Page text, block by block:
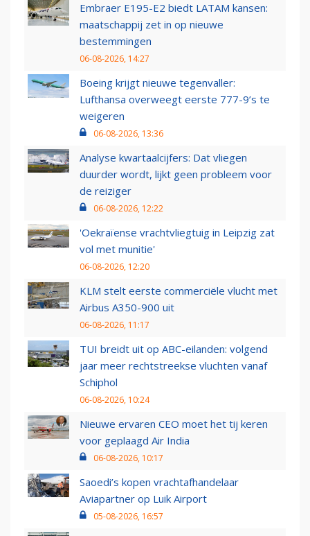
Embraer E195-E2 biedt LATAM kansen:
maatschappij zet in op nieuwe
bestemmingen
06-08-2026, 14:27
Boeing krijgt nieuwe tegenvaller:
Lufthansa overweegt eerste 777-9’s te
weigeren
06-08-2026, 13:36
Analyse kwartaalcijfers: Dat vliegen
duurder wordt, lijkt geen probleem voor
de reiziger
06-08-2026, 12:22
'Oekraïense vrachtvliegtuig in Leipzig zat
vol met munitie'
06-08-2026, 12:20
KLM stelt eerste commerciële vlucht met
Airbus A350-900 uit
06-08-2026, 11:17
TUI breidt uit op ABC-eilanden: volgend
jaar meer rechtstreekse vluchten vanaf
Schiphol
06-08-2026, 10:24
Nieuwe ervaren CEO moet het tij keren
voor geplaagd Air India
06-08-2026, 10:17
Saoedi’s kopen vrachtafhandelaar
Aviapartner op Luik Airport
05-08-2026, 16:57